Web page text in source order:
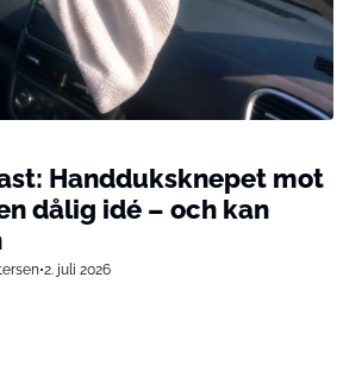
Handduksknepet mot
dålig idé – och kan
•2. juli 2026